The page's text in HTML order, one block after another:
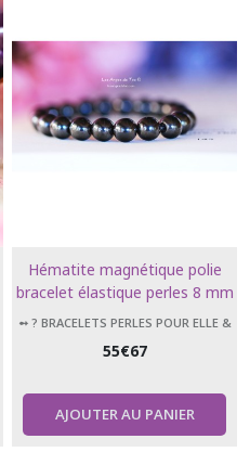
Hématite magnétique polie
bracelet élastique perles 8 mm
➻ ? BRACELETS PERLES POUR ELLE &
55€67
AJOUTER AU PANIER